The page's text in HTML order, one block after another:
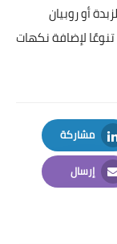
أو روبيان
لإضافة نكهات
مشاركة
LinkedIn
إرسال
Email